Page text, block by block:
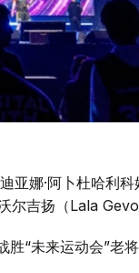
娜·阿卜杜哈利
尔吉扬（Lala
“未来运动会”老